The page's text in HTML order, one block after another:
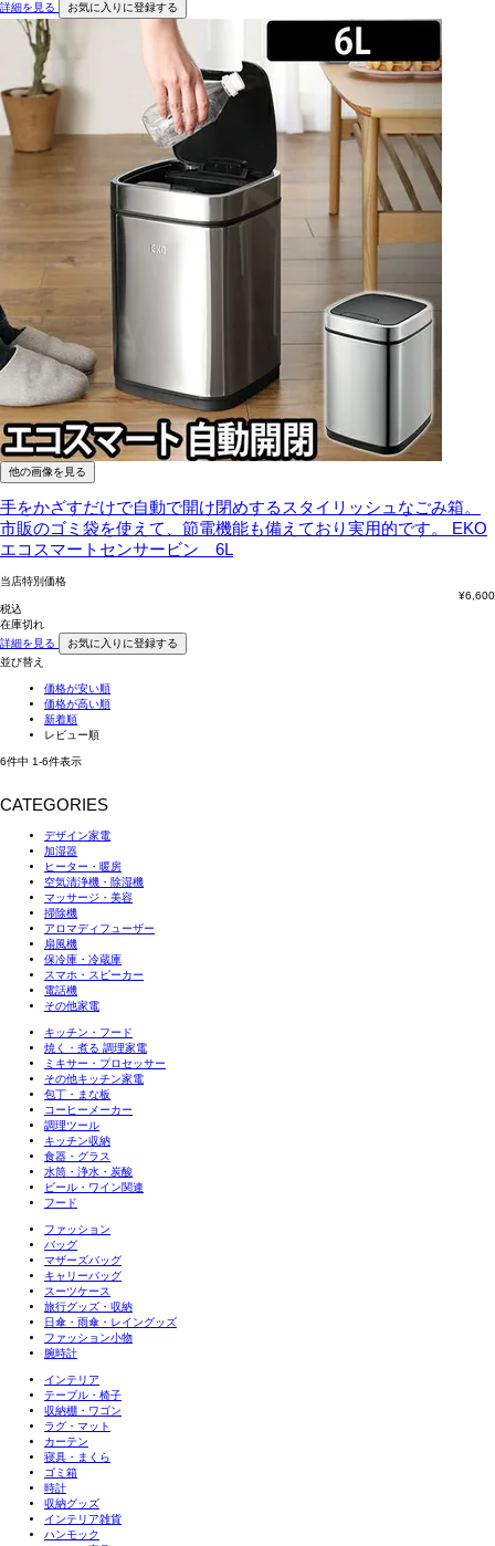
詳細を見る
お気に入りに登録する
他の画像を見る
手をかざすだけで自動で開け閉めするスタイリッシュなごみ箱。
市販のゴミ袋を使えて、節電機能も備えており実用的です。
EKO
エコスマートセンサービン 6L
当店特別価格
¥6,600
税込
在庫切れ
詳細を見る
お気に入りに登録する
並び替え
価格が安い順
価格が高い順
新着順
レビュー順
6件中 1-6件表示
CATEGORIES
デザイン家電
加湿器
ヒーター・暖房
空気清浄機・除湿機
マッサージ・美容
掃除機
アロマディフューザー
扇風機
保冷庫・冷蔵庫
スマホ・スピーカー
電話機
その他家電
キッチン・フード
焼く・煮る 調理家電
ミキサー・プロセッサー
その他キッチン家電
包丁・まな板
コーヒーメーカー
調理ツール
キッチン収納
食器・グラス
水筒・浄水・炭酸
ビール・ワイン関連
フード
ファッション
バッグ
マザーズバッグ
キャリーバッグ
スーツケース
旅行グッズ・収納
日傘・雨傘・レイングッズ
ファッション小物
腕時計
インテリア
テーブル・椅子
収納棚・ワゴン
ラグ・マット
カーテン
寝具・まくら
ゴミ箱
時計
収納グッズ
インテリア雑貨
ハンモック